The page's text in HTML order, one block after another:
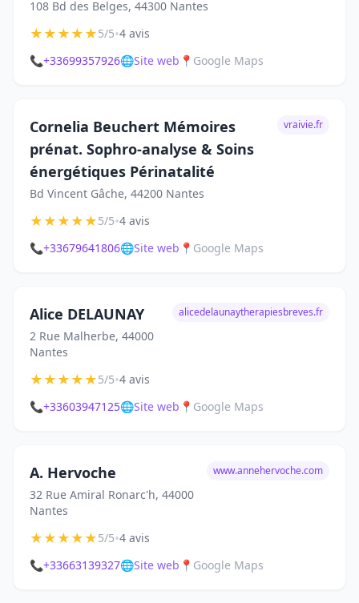
108 Bd des Belges, 44300 Nantes
★★★★★5/5•4 avis
📞+33699357926🌐Site web 📍 Google Maps
Cornelia Beuchert Mémoires
prénat. Sophro-analyse & Soins
énergétiques Périnatalité
Bd Vincent Gâche, 44200 Nantes
vraivie.fr
★★★★★5/5•4 avis
📞+33679641806🌐Site web 📍 Google Maps
Alice DELAUNAY
2 Rue Malherbe, 44000
Nantes
alicedelaunaytherapiesbreves.fr
★★★★★5/5•4 avis
📞+33603947125🌐Site web 📍 Google Maps
A. Hervoche
32 Rue Amiral Ronarc'h, 44000
Nantes
www.annehervoche.com
★★★★★5/5•4 avis
📞+33663139327🌐Site web 📍 Google Maps